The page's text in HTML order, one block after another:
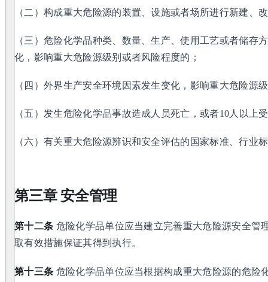
（二）构成重大危险源的装置、设施或者场所进行新建、
（三）危险化学品种类、数量、生产、使用工艺或者储存
化，影响重大危险源级别或者风险程度的；
（四）外界生产安全环境因素发生变化，影响重大危险源
（五）发生危险化学品事故造成人员死亡，或者10人以上
（六）有关重大危险源辨识和安全评估的国家标准、行业
第三章 安全管理
第十二条 危险化学品单位应当建立完善重大危险源安全管
取有效措施保证其得到执行。
第十三条 危险化学品单位应当根据构成重大危险源的危险